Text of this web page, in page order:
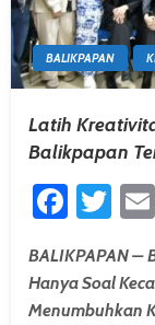
BALIKPAPAN
Latih
Balikpapan
BALIKPAPAN –
Hanya Soal
Menumbuhkan